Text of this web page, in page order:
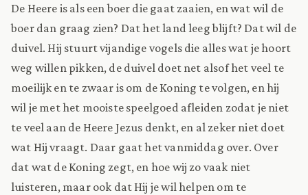
De Heere is als een boer die gaat zaaien, en wat wil de
boer dan graag zien? Dat het land leeg blijft? Dat wil de
duivel. Hij stuurt vijandige vogels die alles wat je hoort
weg willen pikken, de duivel doet net alsof het veel te
moeilijk en te zwaar is om de Koning te volgen, en hij
wil je met het mooiste speelgoed afleiden zodat je niet
te veel aan de Heere Jezus denkt, en al zeker niet doet
wat Hij vraagt. Daar gaat het vanmiddag over. Over
dat wat de Koning zegt, en hoe wij zo vaak niet
luisteren, maar ook dat Hij je wil helpen om te